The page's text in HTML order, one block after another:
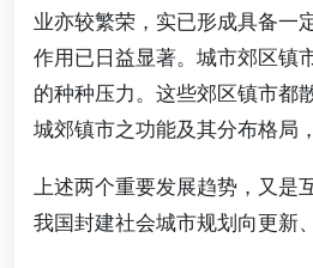
业亦较繁荣，实已形成具备一
作用已日益显著。城市郊区镇
的种种压力。这些郊区镇市都
城郊镇市之功能及其分布格局
上述两个重要发展趋势，又
我国封建社会城市规划向更新